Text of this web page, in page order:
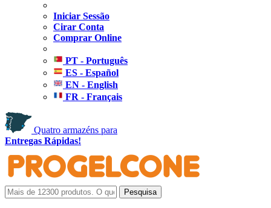
Iniciar Sessão
Cirar Conta
Comprar Online
PT - Português
ES - Español
EN - English
FR - Français
Quatro armazéns para
Entregas Rápidas!